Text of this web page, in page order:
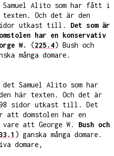
Alito som har fått i
Och det är den
sidor utkast till. Det som är
har en konservativ
W.
(225.4) Bush och
många domare.
Samuel Alito som har
här texten. Och det är
98 sidor utkast till. Det
domstolen har en
att George W. Bush och
) ganska många domare.
domare,